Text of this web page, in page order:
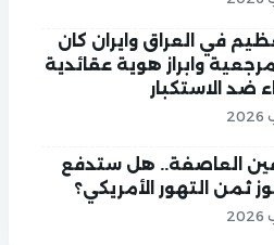
في العراق وايران كان
وابراز هوية عقائدية
ضد الاستكبار
عين العاصفة.. هل ستدفع
ثمن التهور الأمريكي؟